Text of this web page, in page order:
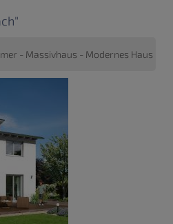
- Massivhaus - Modernes Haus